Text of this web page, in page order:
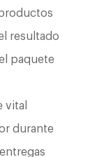
resultado
paquete
vital
durante